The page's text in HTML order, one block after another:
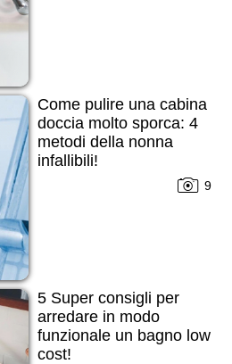
Come pulire una cabina
doccia molto sporca: 4
metodi della nonna
infallibili!
9
5 Super consigli per
arredare in modo
funzionale un bagno low
cost!